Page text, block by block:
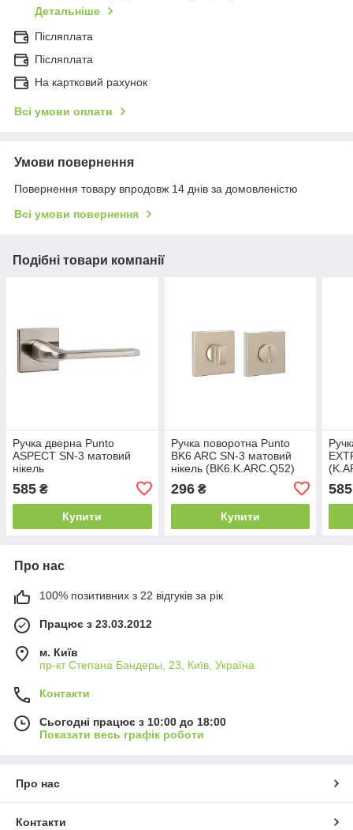
Детальніше
Післяплата
Післяплата
На картковий рахунок
Всі умови оплати
Умови повернення
Повернення товару впродовж 14 днів за домовленістю
Всі умови повернення
Подібні товари компанії
Ручка дверна Punto
ASPECT SN-3 матовий
нікель
(K.ARC.Q52.ASPECT SN-
3)
585 ₴
Купити
Ручка поворотна Punto
BK6 ARC SN-3 матовий
нікель (BK6.K.ARC.Q52)
296₴
Купити
585
Про нас
100% позитивних з 22 відгуків за рік
Працює з 23.03.2012
м. Київ
пр-кт Степана Бандеры, 23, Київ, Україна
Контакти
Сьогодні працює з 10:00 до 18:00
Показати весь графік роботи
Про нас
Контакти